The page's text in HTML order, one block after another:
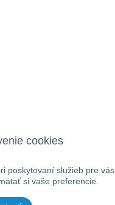
cookies
poskytovaní služieb pre vás.
si vaše preferencie.